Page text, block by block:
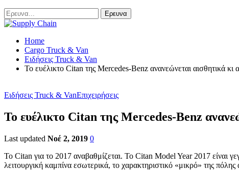
Home
Cargo Truck & Van
Ειδήσεις Truck & Van
To ευέλικτο Citan της Mercedes-Benz ανανεώνεται αισθητικά κι
Ειδήσεις Truck & VanΕπιχειρήσεις
To ευέλικτο Citan της Mercedes-Benz
Last updated Νοέ 2, 2019 0
To Citan για το 2017 αναβαθμίζεται. Το Citan Model Year 2017 είναι
λειτουργική καμπίνα εσωτερικά, το χαρακτηριστικό «μικρό» της